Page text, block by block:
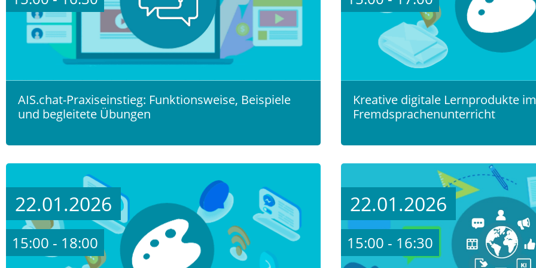
AIS.chat-Praxiseinstieg: Funktionsweise, Beispiele
und begleitete Übungen
Kreative digitale Lernprodukte im
Fremdsprachenunterricht
22.01.2026
15:00 - 18:00
22.01.2026
15:00 - 16:30